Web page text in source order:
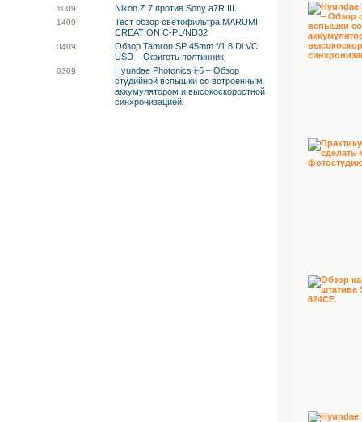
1009 Nikon Z 7 против Sony a7R III.
1409
Тест обзор светофильтра MARUMI
CREATION C-PL/ND32
0409
Обзор Tamron SP 45mm f/1.8 Di VC
USD – Офигеть полтинник!
0309
Hyundae Photonics i-6 – Обзор
студийной вспышки со встроенным
аккумулятором и высокоскоростной
синхронизацией.